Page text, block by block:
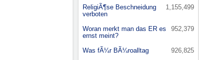
1,155,499
ReligiÃ¶se Beschneidung
verboten
952,379
Woran merkt man das ER es
ernst meint?
926,825
Was fÃ¼r BÃ¼roalltag